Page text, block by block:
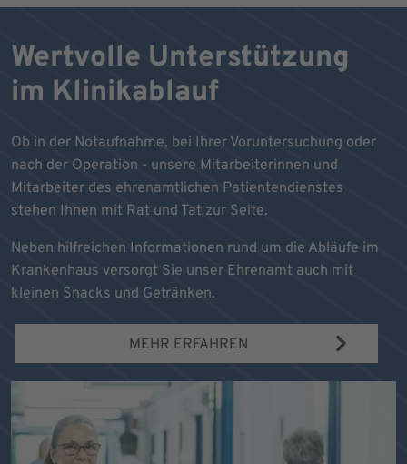
Wertvolle Unterstützung
im Klinikablauf
Ob in der Notaufnahme, bei Ihrer Voruntersuchung oder
nach der Operation - unsere Mitarbeiterinnen und
Mitarbeiter des ehrenamtlichen Patientendienstes
stehen Ihnen mit Rat und Tat zur Seite.
Neben hilfreichen Informationen rund um die Abläufe im
Krankenhaus versorgt Sie unser Ehrenamt auch mit
kleinen Snacks und Getränken.
MEHR ERFAHREN